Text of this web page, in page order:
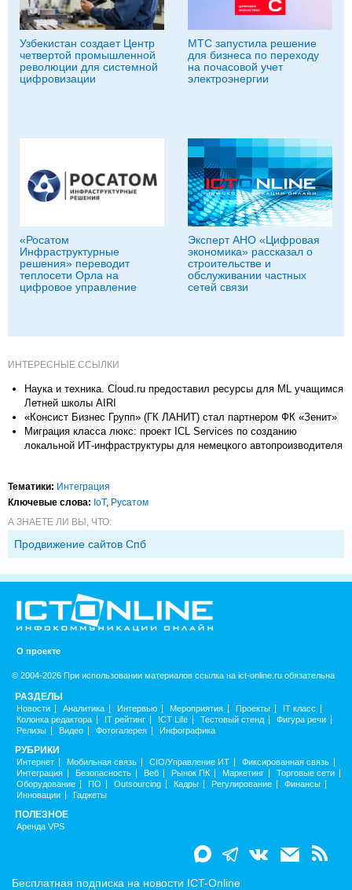
Узбекистан создает Центр
четвертой промышленной
революции для системной
цифровизации
МТС запустила решение
для бизнеса по переходу
на почасовой учет
электроэнергии
«Росатом
Инфраструктурные
решения» переводит
теплосети Орла на
цифровое управление
Эксперт АНО «Цифровая
экономика» рассказал о
строительстве и
обслуживании частных
сетей связи
ИНТЕРЕСНЫЕ ССЫЛКИ
Наука и техника. Cloud.ru предоставил ресурсы для ML учащимся
Летней школы AIRI
«Консист Бизнес Групп» (ГК ЛАНИТ) стал партнером ФК «Зенит»
Миграция класса люкс: проект ICL Services по созданию
локальной ИТ-инфраструктуры для немецкого автопроизводителя
Тематики: Интеграция
Ключевые слова: IoT, Русатом
А ЗНАЕТЕ ЛИ ВЫ, ЧТО:
Продвижение сайтов Спб
О проекте
© 2004-2026 При использовании материалов ссылка на ict-online.ru обязательна
РАЗДЕЛЫ
Новости Аналитика Интервью Мероприятия Проекты
IT класс
Колонка редактора
IT рейтинг ICT Life Тестовый стенд
Фигура речи
Релизы
Видео Фотогалерея Инфографика
РУБРИКИ
Интернет Мобильная связь CIO/Управление ИТ
Фиксированная связь
Интеграция
Безопасность Веб Рынок ПК Маркетинг
Торговые сети
Оборудование
ПО Outsourcing Кадры Регулирование
Финансы
Инновации
Гаджеты
ПОЛЕЗНОЕ
Аренда VPS
Бесплатная подписка на новости ICT-Online